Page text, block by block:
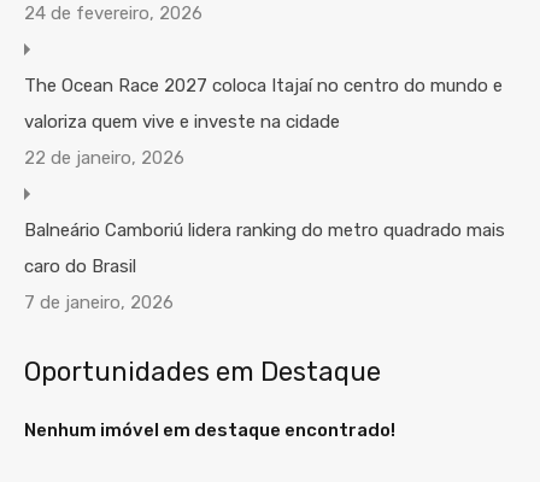
24 de fevereiro, 2026
The Ocean Race 2027 coloca Itajaí no centro do mundo e
valoriza quem vive e investe na cidade
22 de janeiro, 2026
Balneário Camboriú lidera ranking do metro quadrado mais
caro do Brasil
7 de janeiro, 2026
Oportunidades em Destaque
Nenhum imóvel em destaque encontrado!